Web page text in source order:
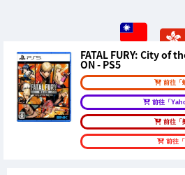
FATAL FURY: City of
ON - PS5
前往「
前往「
前往「
前往